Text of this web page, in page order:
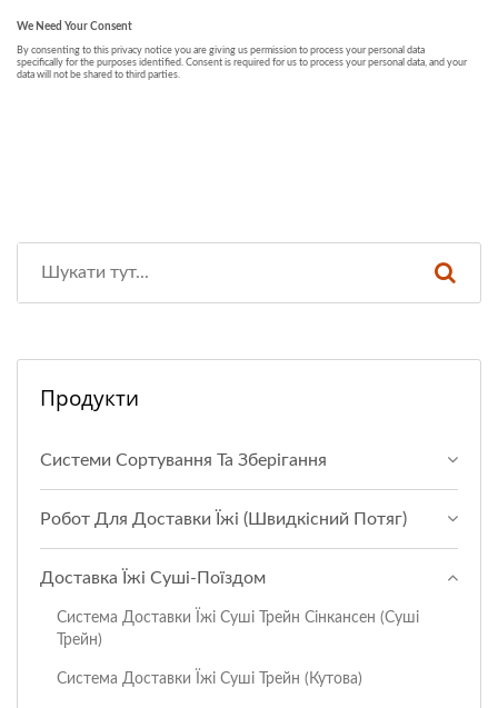
Продукти
Системи Сортування Та Зберігання
Робот Для Доставки Їжі (Швидкісний Потяг)
Доставка Їжі Суші-Поїздом
Система Доставки Їжі Суші Трейн Сінкансен (Суші
Трейн)
Система Доставки Їжі Суші Трейн (Кутова)